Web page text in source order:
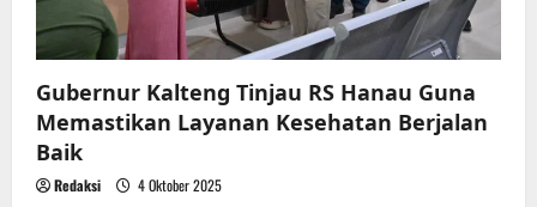
Gubernur Kalteng Tinjau RS Hanau Guna
Memastikan Layanan Kesehatan Berjalan
Baik
Redaksi 4 Oktober 2025